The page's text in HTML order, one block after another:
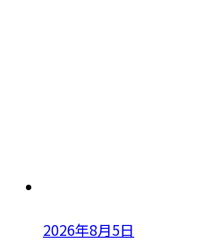
2026年8月5日